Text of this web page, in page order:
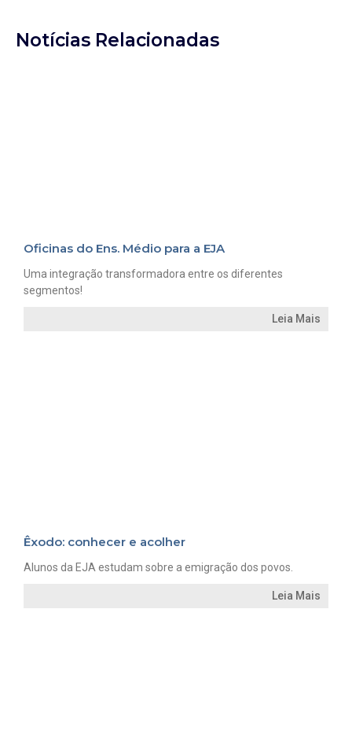
Notícias Relacionadas
Oficinas do Ens. Médio para a EJA
Uma integração transformadora entre os diferentes
segmentos!
Leia Mais
Êxodo: conhecer e acolher
Alunos da EJA estudam sobre a emigração dos povos.
Leia Mais